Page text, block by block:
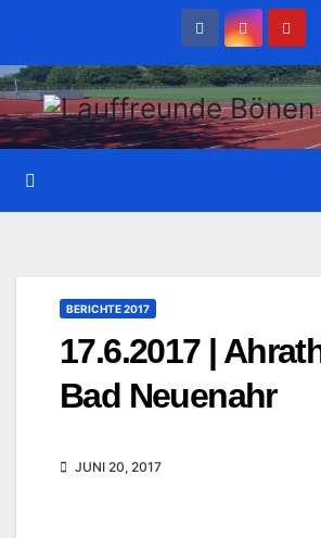
wechseln
BERICHTE 2017
17.6.2017 |
Bad Neuenahr
JUNI 20, 2017